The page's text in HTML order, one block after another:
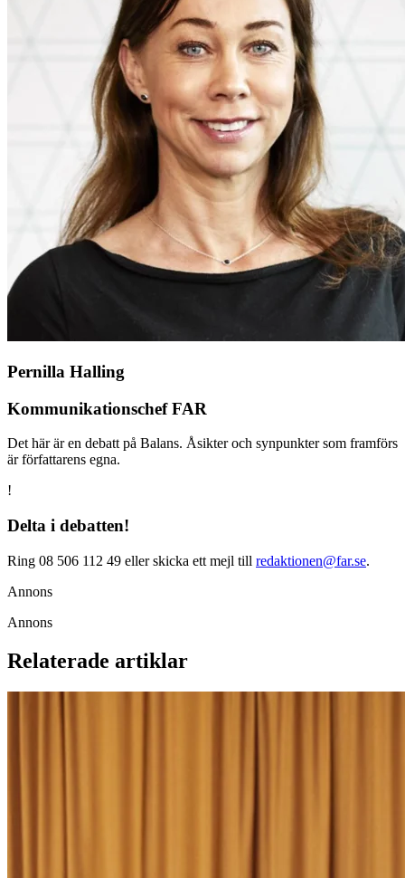
Pernilla Halling
Kommunikationschef FAR
Det här är en debatt på Balans. Åsikter och synpunkter som framförs
är författarens egna.
!
Delta i debatten!
Ring 08 506 112 49 eller skicka ett mejl till redaktionen@far.se.
Annons
Annons
Relaterade artiklar